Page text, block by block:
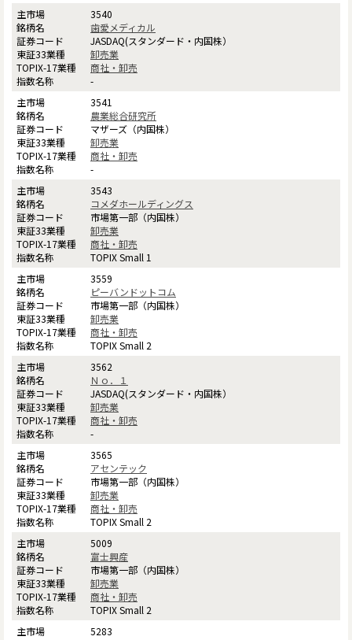
3540
歯愛メディカル
JASDAQ(スタンダード・内国株）
卸売業
商社・卸売
-
3541
農業総合研究所
マザーズ（内国株）
卸売業
商社・卸売
-
3543
コメダホールディングス
市場第一部（内国株）
卸売業
商社・卸売
TOPIX Small 1
3559
ピーバンドットコム
市場第一部（内国株）
卸売業
商社・卸売
TOPIX Small 2
3562
Ｎｏ．１
JASDAQ(スタンダード・内国株）
卸売業
商社・卸売
-
3565
アセンテック
市場第一部（内国株）
卸売業
商社・卸売
TOPIX Small 2
5009
富士興産
市場第一部（内国株）
卸売業
商社・卸売
TOPIX Small 2
5283